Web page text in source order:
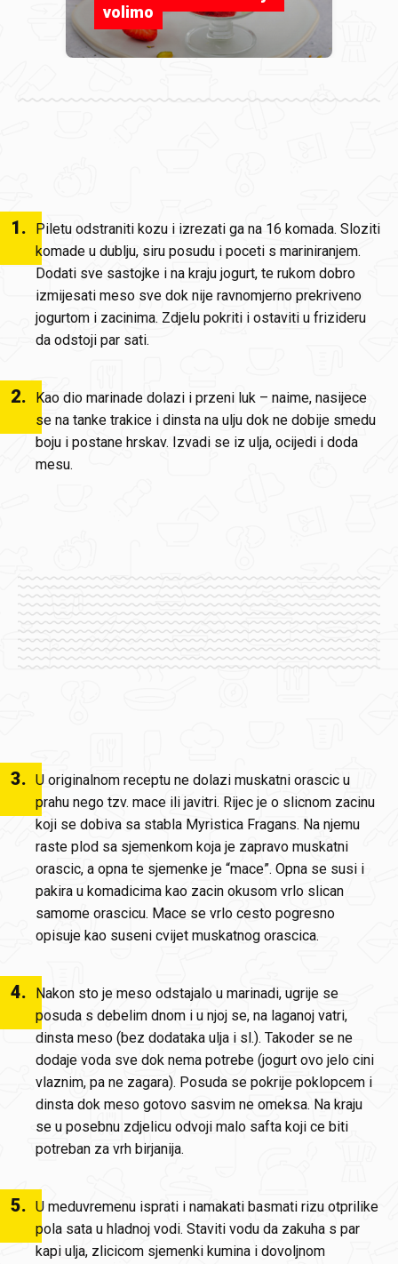
volimo
1.
Piletu odstraniti kozu i izrezati ga na 16 komada. Sloziti
komade u dublju, siru posudu i poceti s mariniranjem.
Dodati sve sastojke i na kraju jogurt, te rukom dobro
izmijesati meso sve dok nije ravnomjerno prekriveno
jogurtom i zacinima. Zdjelu pokriti i ostaviti u frizideru
da odstoji par sati.
2.
Kao dio marinade dolazi i przeni luk – naime, nasijece
se na tanke trakice i dinsta na ulju dok ne dobije smedu
boju i postane hrskav. Izvadi se iz ulja, ocijedi i doda
mesu.
3. U originalnom receptu ne dolazi muskatni orascic u
prahu nego tzv. mace ili javitri. Rijec je o slicnom zacinu
koji se dobiva sa stabla Myristica Fragans. Na njemu
raste plod sa sjemenkom koja je zapravo muskatni
orascic, a opna te sjemenke je “mace”. Opna se susi i
pakira u komadicima kao zacin okusom vrlo slican
samome orascicu. Mace se vrlo cesto pogresno
opisuje kao suseni cvijet muskatnog orascica.
4.
Nakon sto je meso odstajalo u marinadi, ugrije se
posuda s debelim dnom i u njoj se, na laganoj vatri,
dinsta meso (bez dodataka ulja i sl.). Takoder se ne
dodaje voda sve dok nema potrebe (jogurt ovo jelo cini
vlaznim, pa ne zagara). Posuda se pokrije poklopcem i
dinsta dok meso gotovo sasvim ne omeksa. Na kraju
se u posebnu zdjelicu odvoji malo safta koji ce biti
potreban za vrh birjanija.
5. U meduvremenu isprati i namakati basmati rizu otprilike
pola sata u hladnoj vodi. Staviti vodu da zakuha s par
kapi ulja, zlicicom sjemenki kumina i dovoljnom